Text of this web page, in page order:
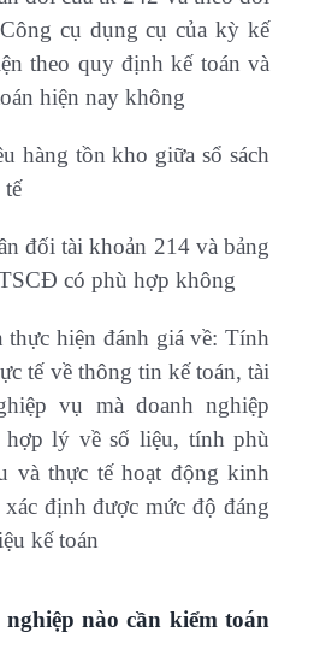
cụ dụng cụ của kỳ kế
theo quy định kế toán và
hiện nay không
hàng tồn kho giữa sổ sách
tế
đối tài khoản 214 và bảng
có phù hợp không
thực hiện đánh giá về: Tính
tế về thông tin kế toán, tài
vụ mà doanh nghiệp
hợp lý về số liệu, tính phù
và thực tế hoạt động kinh
định được mức độ đáng
kế toán
nào cần kiểm toán